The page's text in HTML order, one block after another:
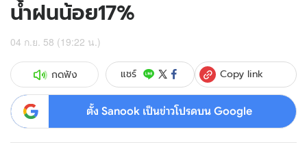
น้ำฝนน้อย17%
04 ก.ย. 58 (19:22 น.)
กดฟัง แชร์ Copy link
ตั้ง Sanook เป็นข่าวโปรดบน Google